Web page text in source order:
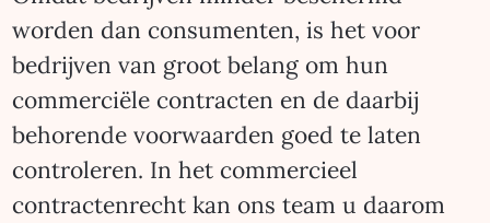
worden dan consumenten, is het voor
bedrijven van groot belang om hun
commerciële contracten en de daarbij
behorende voorwaarden goed te laten
controleren. In het commercieel
contractenrecht kan ons team u daarom